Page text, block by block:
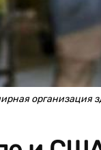
организация